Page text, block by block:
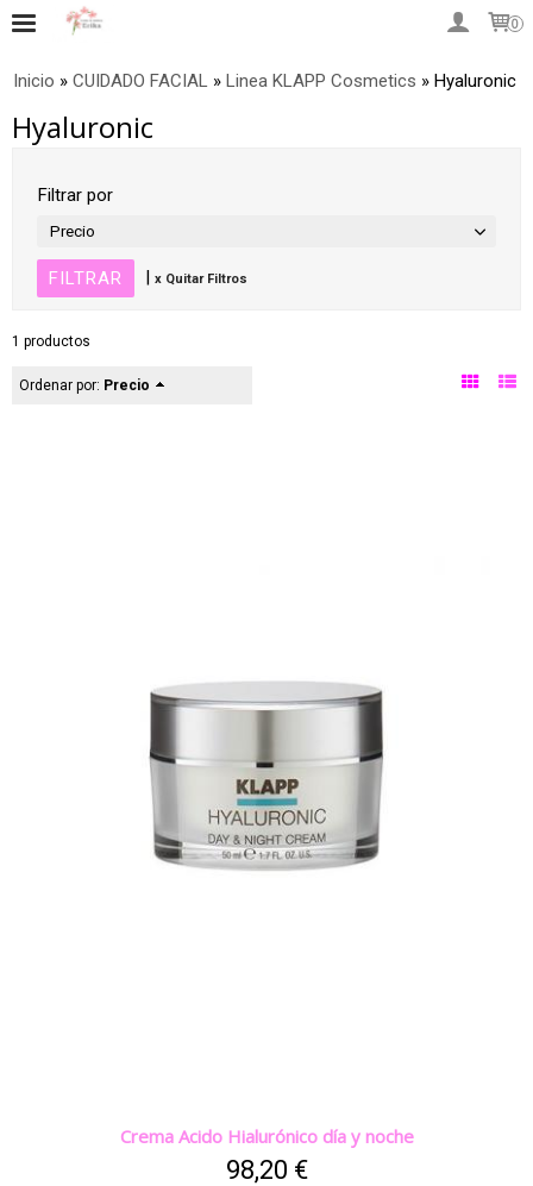
0
Inicio » CUIDADO FACIAL » Linea KLAPP Cosmetics » Hyaluronic
Hyaluronic
Filtrar por
Precio
| x Quitar Filtros
1 productos
Ordenar por: Precio
Crema Acido Hialurónico día y noche
98,20 €